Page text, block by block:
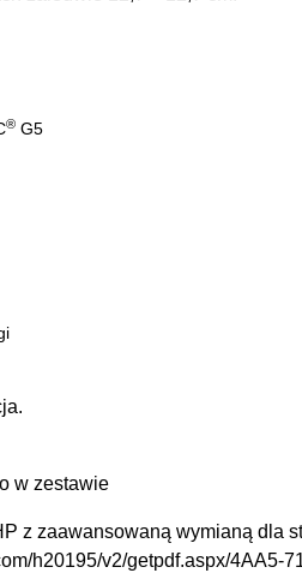
®G5
w zestawie
z zaawansowaną wymianą dla
h20195/v2/getpdf.aspx/4AA5-